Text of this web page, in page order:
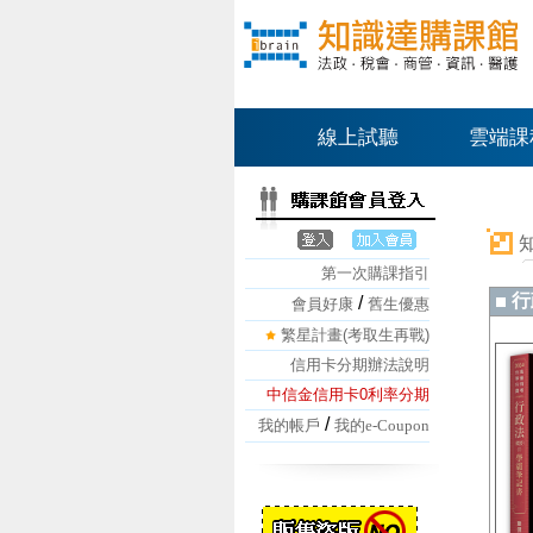
線上試聽 雲端
第一次購課指引
會員好康 / 舊生優惠
繁星計畫(考取生再戰)
信用卡分期辦法說明
中信金信用卡0利率分期
我的帳戶 / 我的e-Coupon